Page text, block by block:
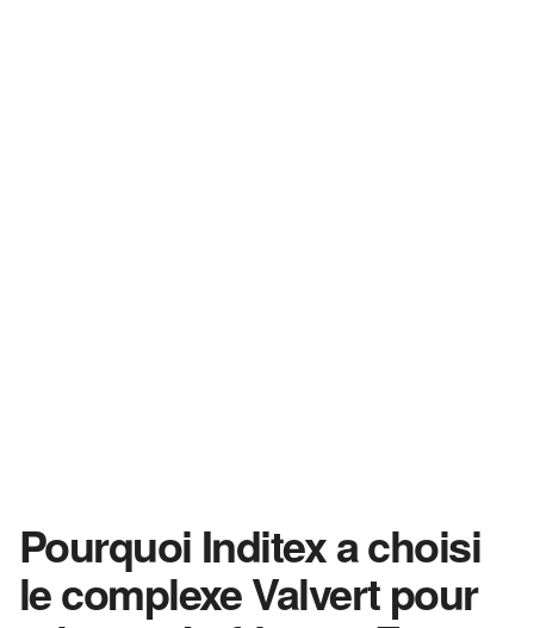
Pourquoi Inditex a choisi
le complexe Valvert pour